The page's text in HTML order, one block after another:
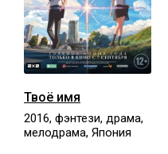
Твоё имя
2016, фэнтези, драма,
мелодрама, Япония